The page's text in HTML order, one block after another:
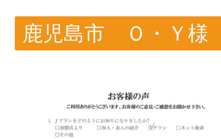
鹿児島市 Ｏ・Ｙ様